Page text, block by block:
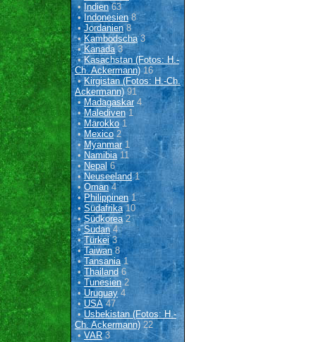
• Indien63
•Indonesien 8
•Jordanien8
•Kambodscha3
•Kanada3
•Kasachstan (Fotos: H.-
Ch. Ackermann)16
•Kirgistan (Fotos: H.-Ch.
Ackermann) 91
•Madagaskar 4
•Malediven 1
• Marokko 1
•Mexico2
•Myanmar 1
• Namibia11
• Nepal 6
•Neuseeland1
• Oman4
•Philippinen 1
•Südafrika10
•Südkorea2
•Sudan4
•Türkei3
•Taiwan8
•Tansania1
•Thailand 6
•Tunesien2
•Uruguay 4
•USA47
•Usbekistan (Fotos: H.-
Ch. Ackermann) 22
• VAR3